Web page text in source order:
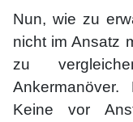
Nun, wie zu
nicht im Ansatz
zu
Keine vor